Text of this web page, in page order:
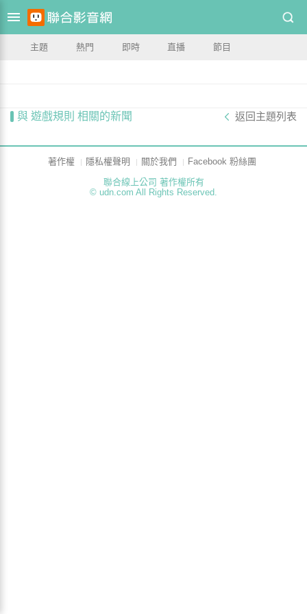
主題 熱門 即時 直播 節目
與 遊戲規則 相關的新聞 返回主題列表
著作權 隱私權聲明 關於我們
Facebook 粉絲團
聯合線上公司 著作權所有
© udn.com All Rights Reserved.